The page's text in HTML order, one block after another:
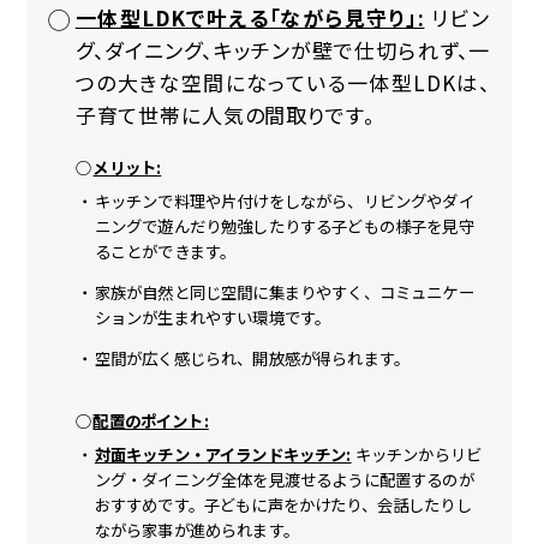
一体型LDKで叶える「ながら見守り」: リビン
グ、ダイニング、キッチンが壁で仕切られず、一
つの大きな空間になっている一体型LDKは、
子育て世帯に人気の間取りです。
メリット:
キッチンで料理や片付けをしながら、リビングやダイ
ニングで遊んだり勉強したりする子どもの様子を見守
ることができます。
家族が自然と同じ空間に集まりやすく、コミュニケー
ションが生まれやすい環境です。
空間が広く感じられ、開放感が得られます。
配置のポイント:
対面キッチン・アイランドキッチン: キッチンからリビ
ング・ダイニング全体を見渡せるように配置するのが
おすすめです。子どもに声をかけたり、会話したりし
ながら家事が進められます。